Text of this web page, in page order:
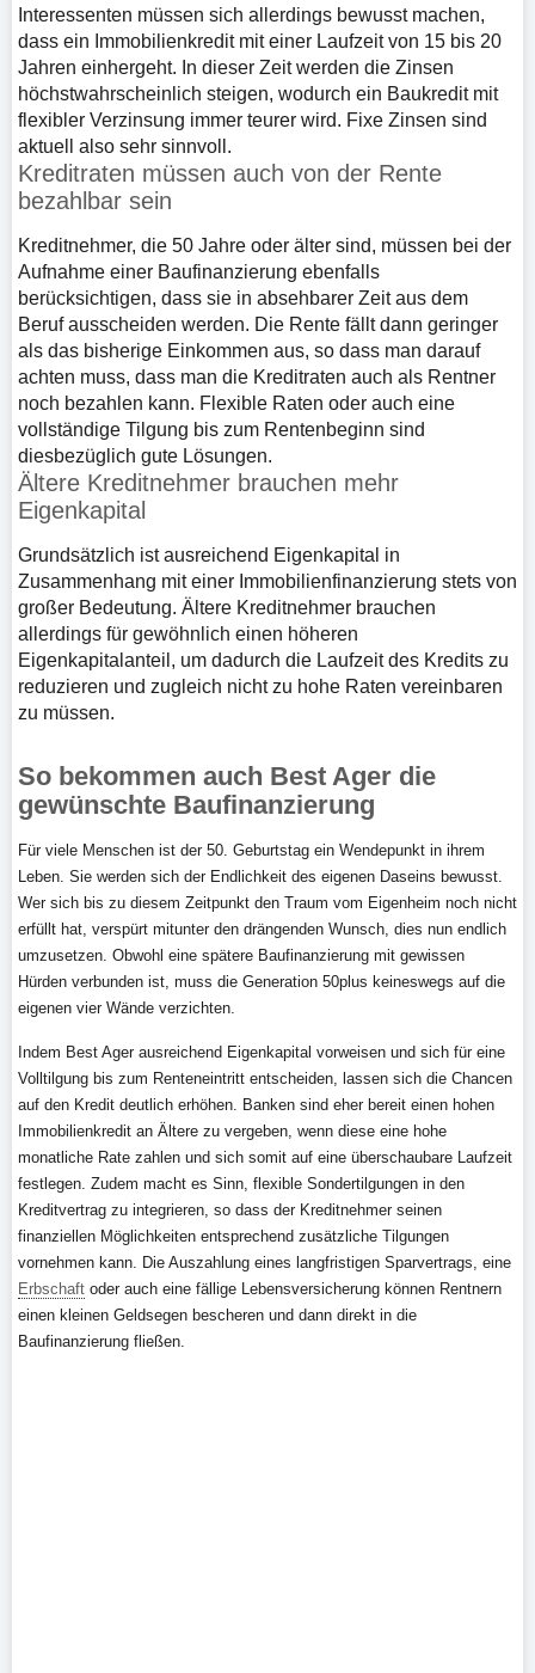
Interessenten müssen sich allerdings bewusst machen,
dass ein Immobilienkredit mit einer Laufzeit von 15 bis 20
Jahren einhergeht. In dieser Zeit werden die Zinsen
höchstwahrscheinlich steigen, wodurch ein Baukredit mit
flexibler Verzinsung immer teurer wird. Fixe Zinsen sind
aktuell also sehr sinnvoll.
Kreditraten müssen auch von der Rente
bezahlbar sein
Kreditnehmer, die 50 Jahre oder älter sind, müssen bei der
Aufnahme einer Baufinanzierung ebenfalls
berücksichtigen, dass sie in absehbarer Zeit aus dem
Beruf ausscheiden werden. Die Rente fällt dann geringer
als das bisherige Einkommen aus, so dass man darauf
achten muss, dass man die Kreditraten auch als Rentner
noch bezahlen kann. Flexible Raten oder auch eine
vollständige Tilgung bis zum Rentenbeginn sind
diesbezüglich gute Lösungen.
Ältere Kreditnehmer brauchen mehr
Eigenkapital
Grundsätzlich ist ausreichend Eigenkapital in
Zusammenhang mit einer Immobilienfinanzierung stets von
großer Bedeutung. Ältere Kreditnehmer brauchen
allerdings für gewöhnlich einen höheren
Eigenkapitalanteil, um dadurch die Laufzeit des Kredits zu
reduzieren und zugleich nicht zu hohe Raten vereinbaren
zu müssen.
So bekommen auch Best Ager die
gewünschte Baufinanzierung
Für viele Menschen ist der 50. Geburtstag ein Wendepunkt in ihrem
Leben. Sie werden sich der Endlichkeit des eigenen Daseins bewusst.
Wer sich bis zu diesem Zeitpunkt den Traum vom Eigenheim noch nicht
erfüllt hat, verspürt mitunter den drängenden Wunsch, dies nun endlich
umzusetzen. Obwohl eine spätere Baufinanzierung mit gewissen
Hürden verbunden ist, muss die Generation 50plus keineswegs auf die
eigenen vier Wände verzichten.
Indem Best Ager ausreichend Eigenkapital vorweisen und sich für eine
Volltilgung bis zum Renteneintritt entscheiden, lassen sich die Chancen
auf den Kredit deutlich erhöhen. Banken sind eher bereit einen hohen
Immobilienkredit an Ältere zu vergeben, wenn diese eine hohe
monatliche Rate zahlen und sich somit auf eine überschaubare Laufzeit
festlegen. Zudem macht es Sinn, flexible Sondertilgungen in den
Kreditvertrag zu integrieren, so dass der Kreditnehmer seinen
finanziellen Möglichkeiten entsprechend zusätzliche Tilgungen
vornehmen kann. Die Auszahlung eines langfristigen Sparvertrags, eine
Erbschaft oder auch eine fällige Lebensversicherung können Rentnern
einen kleinen Geldsegen bescheren und dann direkt in die
Baufinanzierung fließen.